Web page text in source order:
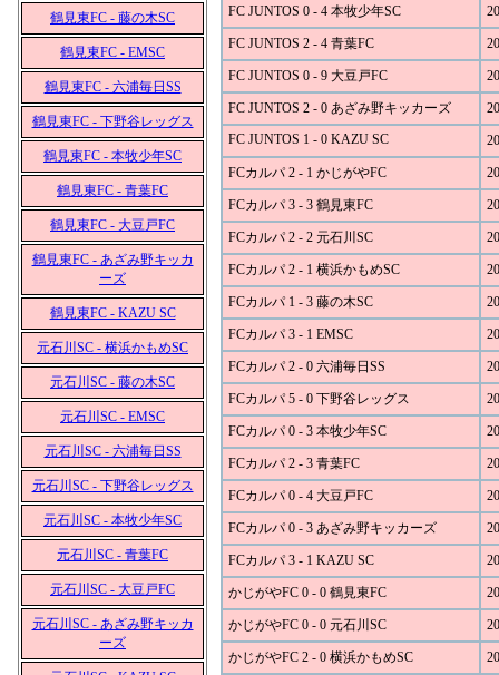
鶴見東FC - 藤の木SC
鶴見東FC - EMSC
鶴見東FC - 六浦毎日SS
鶴見東FC - 下野谷レッグス
鶴見東FC - 本牧少年SC
鶴見東FC - 青葉FC
鶴見東FC - 大豆戸FC
鶴見東FC - あざみ野キッカ
ーズ
鶴見東FC - KAZU SC
元石川SC - 横浜かもめSC
元石川SC - 藤の木SC
元石川SC - EMSC
元石川SC - 六浦毎日SS
元石川SC - 下野谷レッグス
元石川SC - 本牧少年SC
元石川SC - 青葉FC
元石川SC - 大豆戸FC
元石川SC - あざみ野キッカ
ーズ
FC JUNTOS 0 - 4 本牧少年SC
FC JUNTOS 2 - 4 青葉FC
FC JUNTOS 0 - 9 大豆戸FC
FC JUNTOS 2 - 0 あざみ野キッカーズ
FC JUNTOS 1 - 0 KAZU SC
FCカルパ 2 - 1 かじがやFC
FCカルパ 3 - 3 鶴見東FC
FCカルパ 2 - 2 元石川SC
FCカルパ 2 - 1 横浜かもめSC
FCカルパ 1 - 3 藤の木SC
FCカルパ 3 - 1 EMSC
FCカルパ 2 - 0 六浦毎日SS
FCカルパ 5 - 0 下野谷レッグス
FCカルパ 0 - 3 本牧少年SC
FCカルパ 2 - 3 青葉FC
FCカルパ 0 - 4 大豆戸FC
FCカルパ 0 - 3 あざみ野キッカーズ
FCカルパ 3 - 1 KAZU SC
かじがやFC 0 - 0 鶴見東FC
かじがやFC 0 - 0 元石川SC
かじがやFC 2 - 0 横浜かもめSC